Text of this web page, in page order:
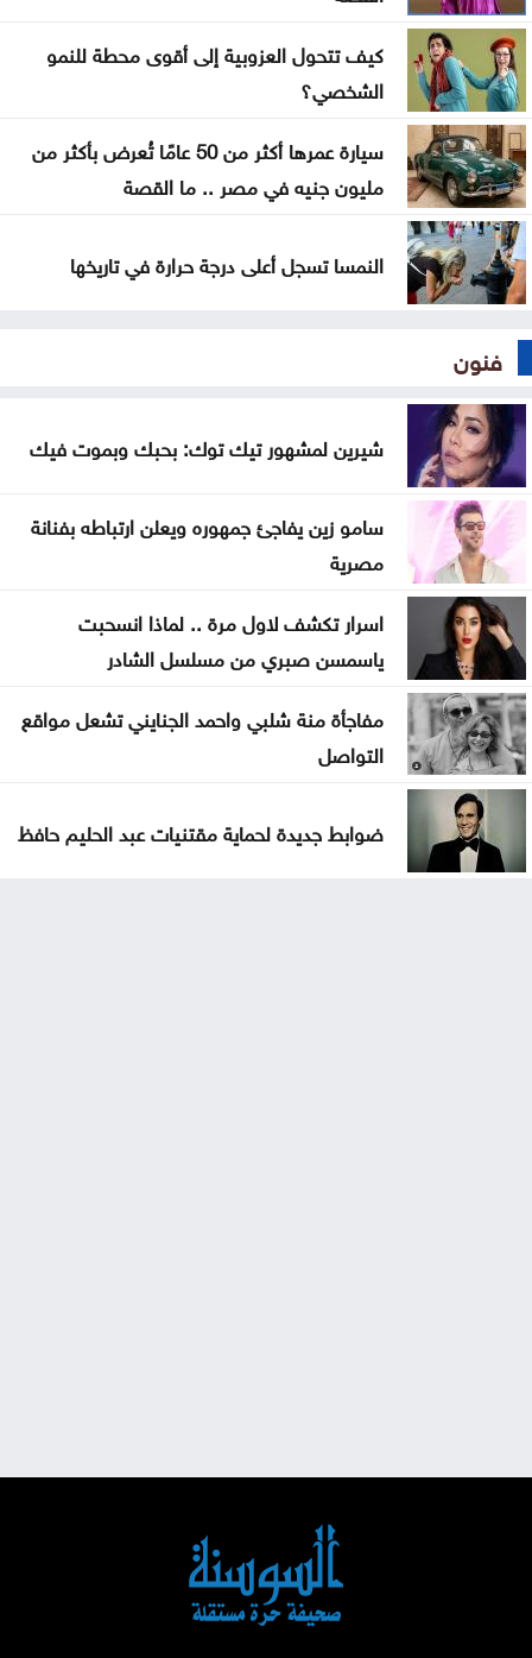
كيف تتحول العزوبية إلى أقوى محطة للنمو
الشخصي؟
سيارة عمرها أكثر من 50 عامًا تُعرض بأكثر من
مليون جنيه في مصر .. ما القصة
النمسا تسجل أعلى درجة حرارة في تاريخها
فنون
شيرين لمشهور تيك توك: بحبك وبموت فيك
سامو زين يفاجئ جمهوره ويعلن ارتباطه بفنانة
مصرية
اسرار تكشف لاول مرة .. لماذا انسحبت
ياسمسن صبري من مسلسل الشادر
مفاجأة منة شلبي واحمد الجنايني تشعل مواقع
التواصل
ضوابط جديدة لحماية مقتنيات عبد الحليم حافظ